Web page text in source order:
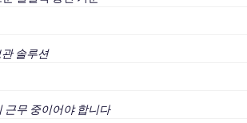
솔루션
근무 중이어야 합니다